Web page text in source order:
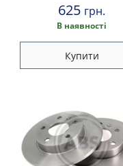
625 грн.
В наявності
Купити